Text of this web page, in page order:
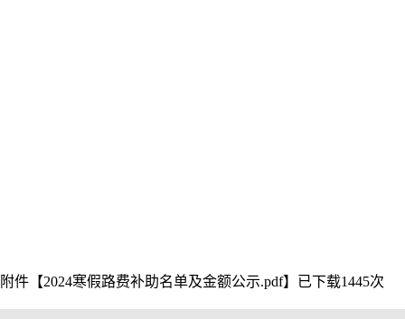
附件【2024寒假路费补助名单及金额公示.pdf】已下载1445次